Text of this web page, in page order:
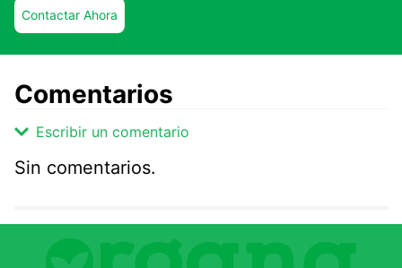
Contactar Ahora
Comentarios
Escribir un comentario
Comentario
Sin comentarios.